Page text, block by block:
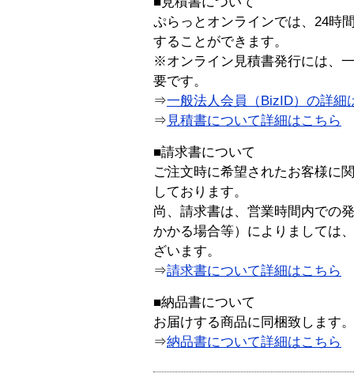
ぷらっとオンラインでは、24時
することができます。
※オンライン見積書発行には、
要です。
⇒一般法人会員（BizID）の詳細
⇒ 見積書について詳細はこちら
■請求書について
ご注文時に希望されたお客様に
しております。
尚、請求書は、営業時間内での
かかる場合等）によりましては
ざいます。
⇒請求書について詳細はこちら
■納品書について
お届けする商品に同梱致します。
⇒納品書について詳細はこちら